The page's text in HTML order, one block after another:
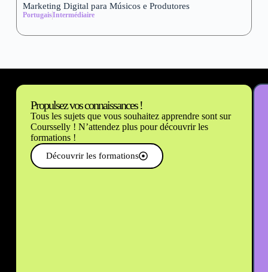
Marketing Digital para Músicos e Produtores
PortugaisIntermédiaire
Propulsez vos connaissances !
Tous les sujets que vous souhaitez apprendre sont sur
Coursselly ! N’attendez plus pour découvrir les
formations !
Découvrir les formations